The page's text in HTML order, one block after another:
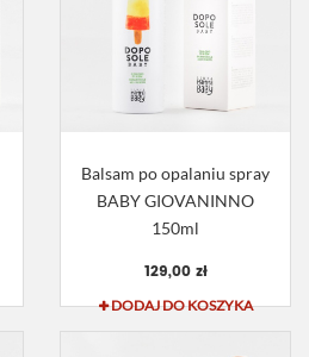
Balsam po opalaniu spray
BABY GIOVANINNO
150ml
129,00 zł
DODAJ DO KOSZYKA